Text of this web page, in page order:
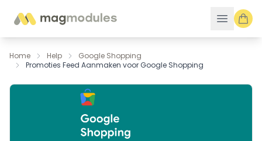
Home Help
Google Shopping
Promoties Feed Aanmaken voor Google Shopping